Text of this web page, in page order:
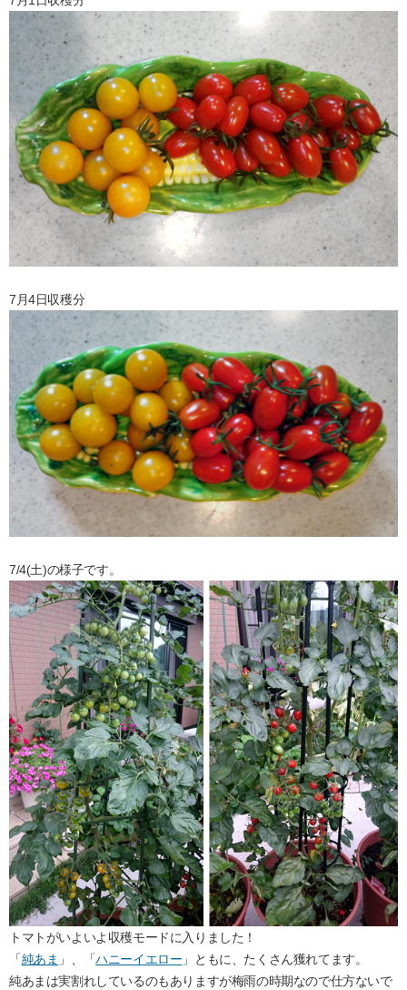
7月4日収穫分
7/4(土)の様子です。
トマトがいよいよ収穫モードに入りました！
「純あま 」、「ハニーイエロー 」ともに、たくさん獲れてます。
純あまは実割れしているのもありますが梅雨の時期なので仕方ないで